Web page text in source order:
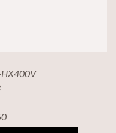
HX400V